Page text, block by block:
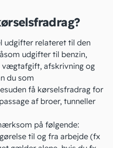
udgifter relateret til den
udgifter til benzin,
vægtafgift, afskrivning og
du som
få kørselsfradrag for
af broer, tunneller
på følgende:
til og fra arbejde (fx